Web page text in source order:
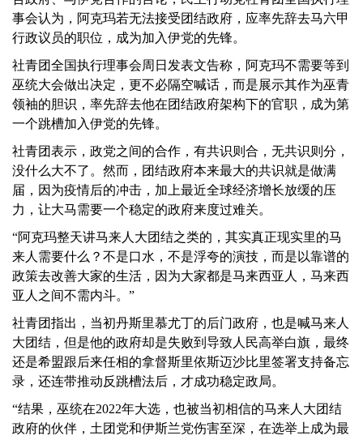
事会认为，阿克玛若无法接受团结政府，应率先辞去马六甲
行政议员的职位，成为加入伊党的先锋。
社青团全国执行理事会周日发表文告称，阿克玛不需要等到
巫统大会做出决定，更不必隔空喊话，而是展示其作为巫青
领袖的胆识，率先辞去他在团结政府架构下的官职，成为第
一个跳槽加入伊党的先锋。
社青团表示，政党之间的合作，有共识则合，无共识则分，
没什么大不了。然而，团结政府本来最大的共识就是做满
届，因为疫情后的冲击，加上最近全球经济增长放缓的压
力，让大马需要一个稳定的政府来度过难关。
“阿克玛整天讲马来人大团结之类的，其实真正现实里的马
来人需要什么？不是口水，不是浮夸的演技，而是以靠谱的
政策去改善大家的生活，因为大家都是马来西亚人，马来西
亚人之间不需内斗。”
社青团指出，当初丹斯里慕尤丁的后门政府，也是喊马来人
大团结，但是他的政府却是失败到导致人民高举白旗，最终
还是希盟跟后来任相的拿督斯里依斯迈沙比里签署支持备忘
录，还连带推动反跳槽法后，才成功稳定政局。
“结果，巫统在2022年大选，也被当初相信的马来人大团结
政府的伙伴，土团党和伊斯兰党伤害至深，在选举上成为最